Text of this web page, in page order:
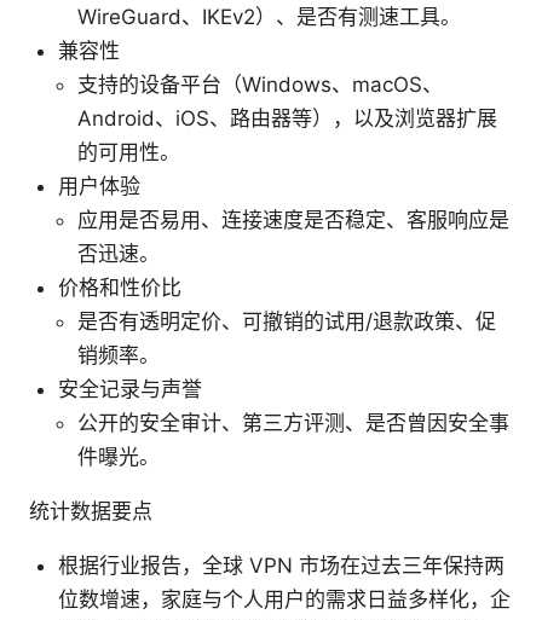
WireGuard、IKEv2）、是否有测速工具。
兼容性
支持的设备平台（Windows、macOS、
Android、iOS、路由器等），以及浏览器扩展
的可用性。
用户体验
应用是否易用、连接速度是否稳定、客服响应是
否迅速。
价格和性价比
是否有透明定价、可撤销的试用/退款政策、促
销频率。
安全记录与声誉
公开的安全审计、第三方评测、是否曾因安全事
件曝光。
统计数据要点
根据行业报告，全球 VPN 市场在过去三年保持两
位数增速，家庭与个人用户的需求日益多样化，企